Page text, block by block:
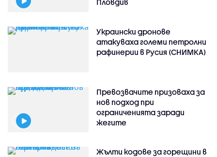
Пловдив
Украински дронове
атакуваха големи петролни
рафинерии в Русия (СНИМКА)
Превозвачите призоваха за
нов подход при
ограниченията заради
жегите
Жълти кодове за горещини в